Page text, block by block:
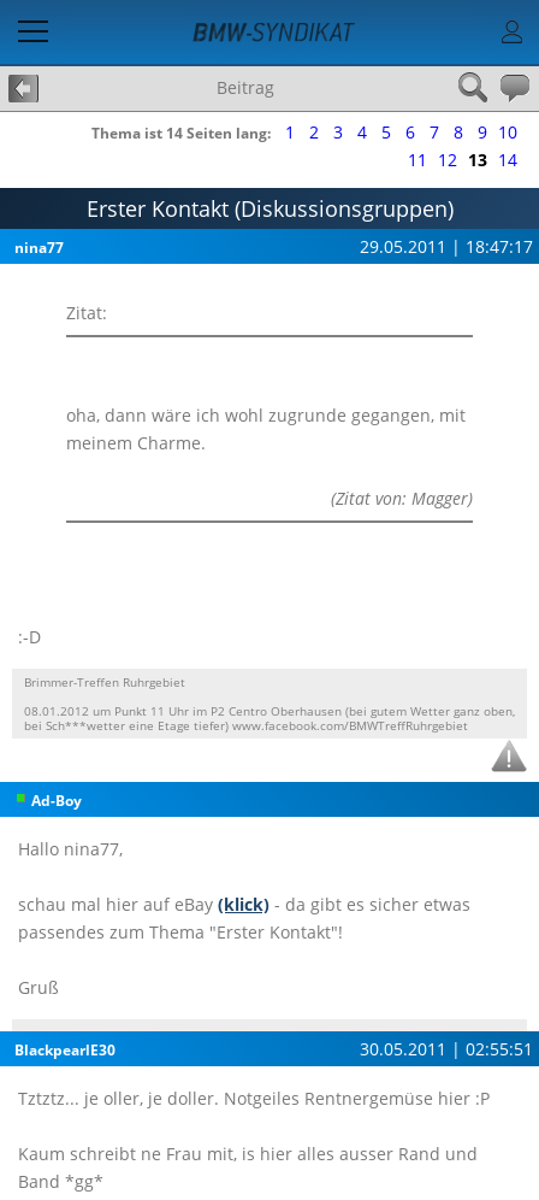
Beitrag
Thema ist 14 Seiten lang: 1 2 3 4 5 6 7 8 9 10
11
12 13 14
Erster Kontakt (Diskussionsgruppen)
nina77 29.05.2011 | 18:47:17
Zitat:
oha, dann wäre ich wohl zugrunde gegangen, mit
meinem Charme.
(Zitat von: Magger)
:-D
Brimmer-Treffen Ruhrgebiet
08.01.2012 um Punkt 11 Uhr im P2 Centro Oberhausen (bei gutem Wetter ganz oben,
bei Sch***wetter eine Etage tiefer) www.facebook.com/BMWTreffRuhrgebiet
Ad-Boy
Hallo nina77,
schau mal hier auf eBay (klick) - da gibt es sicher etwas
passendes zum Thema "Erster Kontakt"!
Gruß
BlackpearlE30 30.05.2011 | 02:55:51
Tztztz... je oller, je doller. Notgeiles Rentnergemüse hier :P
Kaum schreibt ne Frau mit, is hier alles ausser Rand und
Band *gg*